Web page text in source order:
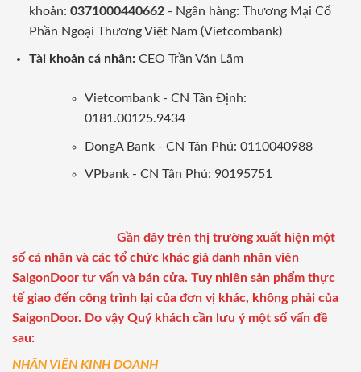
khoản: 0371000440662- Ngân hàng: Thương Mại Cổ
Phần Ngoại Thương Việt Nam (Vietcombank)
Tài khoản cá nhân: CEO Trần Văn Lãm
Vietcombank - CN Tân Định:
0181.00125.9434
DongA Bank - CN Tân Phú: 0110040988
VPbank - CN Tân Phú: 90195751
Gần đây trên thị trường xuất hiện một
số cá nhân và các tổ chức khác giả danh nhân viên
SaigonDoor tư vấn và bán cửa. Tuy nhiên sản phẩm thực
tế giao đến công trình lại của đơn vị khác, không phải của
SaigonDoor. Do vậy Quý khách cần lưu ý một số vấn đề
sau:
NHÂN VIÊN KINH DOANH